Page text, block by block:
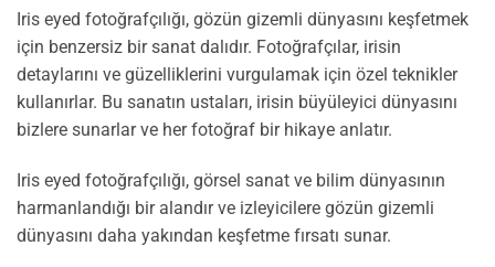
Iris eyed fotoğrafçılığı, gözün gizemli dünyasını keşfetmek
için benzersiz bir sanat dalıdır. Fotoğrafçılar, irisin
detaylarını ve güzelliklerini vurgulamak için özel teknikler
kullanırlar. Bu sanatın ustaları, irisin büyüleyici dünyasını
bizlere sunarlar ve her fotoğraf bir hikaye anlatır.
Iris eyed fotoğrafçılığı, görsel sanat ve bilim dünyasının
harmanlandığı bir alandır ve izleyicilere gözün gizemli
dünyasını daha yakından keşfetme fırsatı sunar.